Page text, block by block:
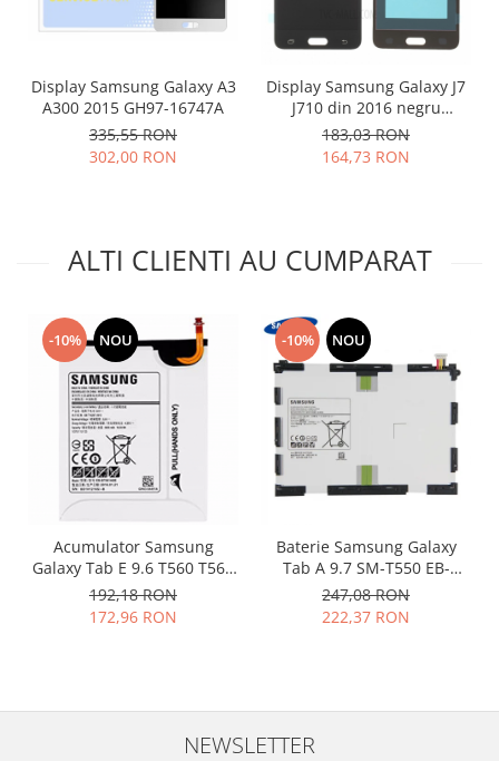
Nokia
Vodafone
Xiaomi
Touchscreen
Blackberry
Google
HTC
Iphone
Motorola
Philips
Touchscreen Huawei
Touchscreen Lenovo
Display Samsung Galaxy A3
A300 2015 GH97-16747A
335,55 RON
302,00 RON
Display Samsung Galaxy J7
J710 din 2016 negru
compatibil
183,03 RON
164,73 RON
ALTI CLIENTI AU CUMPARAT
-10% NOU
Acumulator Samsung
Galaxy Tab E 9.6 T560 T561
EB-BT561ABE original
192,18 RON
172,96 RON
-10% NOU
Baterie Samsung Galaxy
Tab A 9.7 SM-T550 EB-
BT550ABE originala
247,08 RON
222,37 RON
NEWSLETTER